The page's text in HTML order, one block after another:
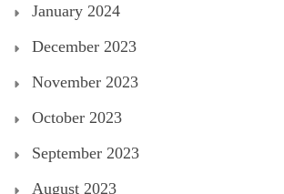
January 2024
December 2023
November 2023
October 2023
September 2023
August 2023